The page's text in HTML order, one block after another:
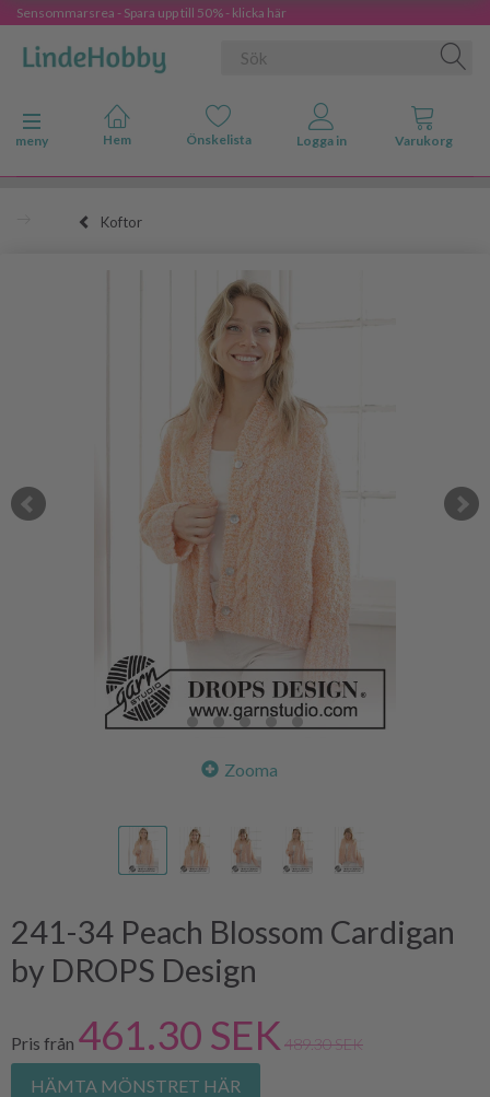
Sensommarsrea - Spara upp till 50% - klicka här
Ändra navigering
meny
Koftor
Zooma
241-34 Peach Blossom Cardigan
by DROPS Design
Pris från 461.30 SEK 489.30 SEK
HÄMTA MÖNSTRET HÄR